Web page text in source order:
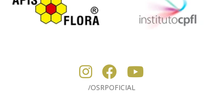
/OSRPOFICIAL